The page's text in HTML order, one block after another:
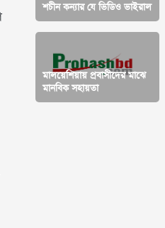
শচীন কন্যার যে ভিডিও ভাইরাল
মালয়েশিয়ায় প্রবাসীদের মাঝে
মানবিক সহায়তা